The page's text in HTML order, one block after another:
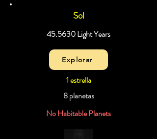
Sol
45.5630 Light Years
Explorar
1 estrella
8 planetas
No Habitable Planets